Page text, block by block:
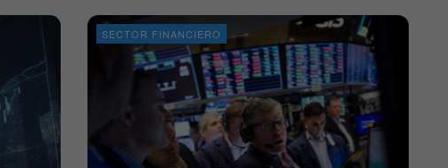
SECTOR FINANCIERO